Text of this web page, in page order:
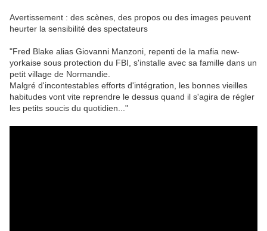
Avertissement : des scènes, des propos ou des images peuvent
heurter la sensibilité des spectateurs
"Fred Blake alias Giovanni Manzoni, repenti de la mafia new-
yorkaise sous protection du FBI, s'installe avec sa famille dans un
petit village de Normandie.
Malgré d'incontestables efforts d'intégration, les bonnes vieilles
habitudes vont vite reprendre le dessus quand il s'agira de régler
les petits soucis du quotidien..."